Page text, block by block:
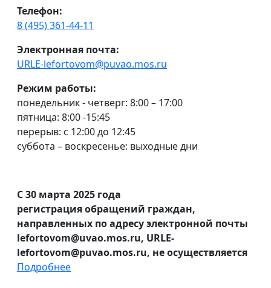
Телефон:
8 (495) 361-44-11
Электронная почта:
URLE-lefortovom@puvao.mos.ru
Режим работы:
понедельник - четверг: 8:00 – 17:00
пятница: 8:00 -15:45
перерыв: с 12:00 до 12:45
суббота – воскресенье: выходные дни
С 30 марта 2025 года
регистрация обращений граждан,
направленных по адресу электронной почты
lefortovom@uvao.mos.ru, URLE-
lefortovom@puvao.mos.ru, не осуществляется
Подробнее